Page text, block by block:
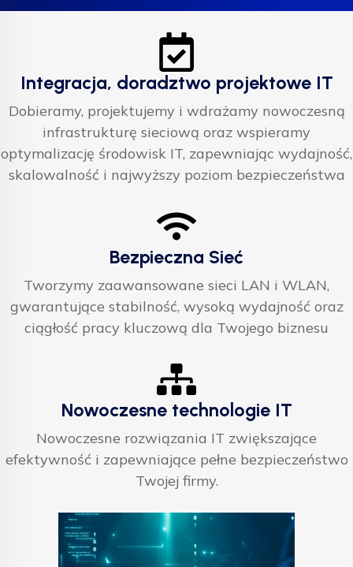
Integracja, doradztwo projektowe IT
Dobieramy, projektujemy i wdrażamy nowoczesną
infrastrukturę sieciową oraz wspieramy
optymalizację środowisk IT, zapewniając wydajność,
skalowalność i najwyższy poziom bezpieczeństwa
Bezpieczna Sieć
Tworzymy zaawansowane sieci LAN i WLAN,
gwarantujące stabilność, wysoką wydajność oraz
ciągłość pracy kluczową dla Twojego biznesu
Nowoczesne technologie IT
Nowoczesne rozwiązania IT zwiększające
efektywność i zapewniające pełne bezpieczeństwo
Twojej firmy.